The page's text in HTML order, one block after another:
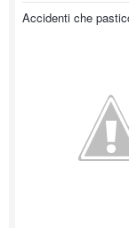
Accidenti che